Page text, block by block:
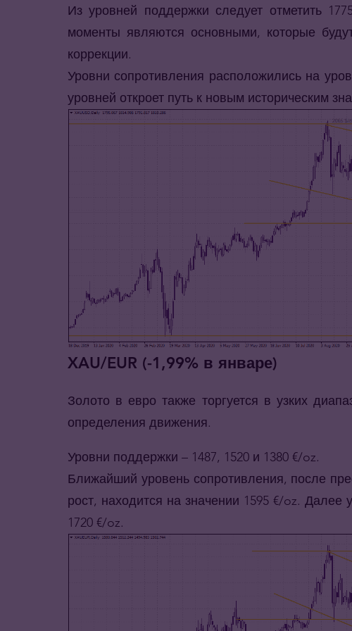
Из уровней поддержки следует отметить
моменты являются основными, которые
коррекции.
Уровни сопротивления расположились на
уровней откроет путь к новым историческим
XAU/EUR (-1,99% в январе)
Золото в евро также торгуется в узких
определения движения.
Уровни поддержки – 1487, 1520 и 1380 €/oz.
Ближайший уровень сопротивления, после
рост, находится на значении 1595 €/oz. Далее
1720 €/oz.